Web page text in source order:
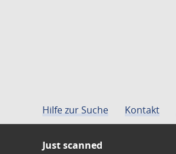
Hilfe zur Suche Kontakt
Just scanned